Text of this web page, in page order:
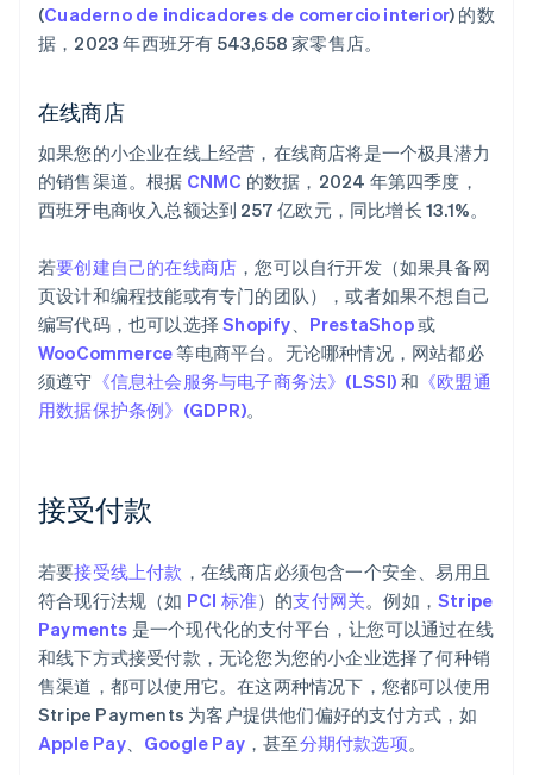
(Cuaderno de indicadores de comercio interior) 的数
据，2023 年西班牙有 543,658 家零售店。
在线商店
如果您的小企业在线上经营，在线商店将是一个极具潜力
的销售渠道。根据 CNMC 的数据，2024 年第四季度，
西班牙电商收入总额达到 257 亿欧元，同比增长 13.1%。
若要创建自己的在线商店 ，您可以自行开发（如果具备网
页设计和编程技能或有专门的团队），或者如果不想自己
编写代码，也可以选择Shopify、 PrestaShop或
WooCommerce等电商平台。无论哪种情况，网站都必
须遵守 《信息社会服务与电子商务法》(LSSI) 和 《欧盟通
用数据保护条例》(GDPR)。
接受付款
若要接受线上付款 ，在线商店必须包含一个安全、易用且
符合现行法规（如 PCI 标准）的支付网关。例如，Stripe
Payments 是一个现代化的支付平台，让您可以通过在线
和线下方式接受付款，无论您为您的小企业选择了何种销
售渠道，都可以使用它。在这两种情况下，您都可以使用
Stripe Payments 为客户提供他们偏好的支付方式，如
Apple Pay、 Google Pay ，甚至分期付款选项。